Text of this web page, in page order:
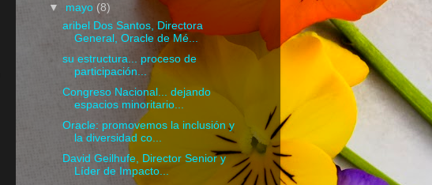
▼ mayo (8)
aribel Dos Santos, Directora
General, Oracle de Mé...
su estructura... proceso de
participación...
Congreso Nacional... dejando
espacios minoritario...
Oracle: promovemos la inclusión y
la diversidad co...
David Geilhufe, Director Senior y
Líder de Impacto...